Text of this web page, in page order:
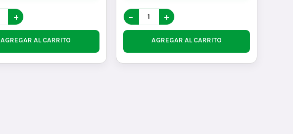
+
AGREGAR AL CARRITO
− +
AGREGAR AL CARRITO